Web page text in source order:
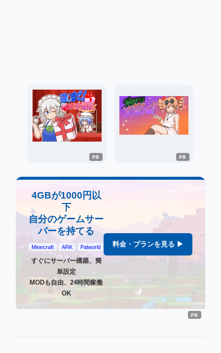
4GBが1000円以
下
自分のゲームサー
バーを持てる
Minecraft ARK Palworld
すぐにサーバー構築、簡
単設定
MODも自由、24時間稼働
OK
料金・プランを見る ▶